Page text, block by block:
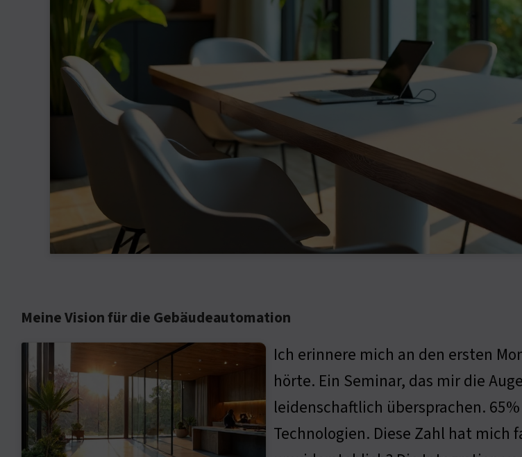
Meine Vision für die Gebäudeautomation
Ich erinnere mich an den ersten
hörte. Ein Seminar, das mir die
leidenschaftlich übersprachen.
Technologien. Diese Zahl hat mich